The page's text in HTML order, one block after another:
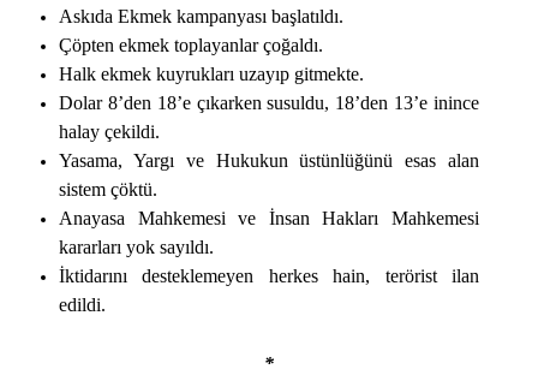
Askıda Ekmek kampanyası başlatıldı.
Çöpten ekmek toplayanlar çoğaldı.
Halk ekmek kuyrukları uzayıp gitmekte.
Dolar 8’den 18’e çıkarken susuldu, 18’den 13’e inince
halay çekildi.
Yasama, Yargı ve Hukukun üstünlüğünü esas alan
sistem çöktü.
Anayasa Mahkemesi ve İnsan Hakları Mahkemesi
kararları yok sayıldı.
İktidarını desteklemeyen herkes hain, terörist ilan
edildi.
*